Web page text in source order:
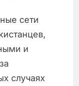
сети
и
случаях